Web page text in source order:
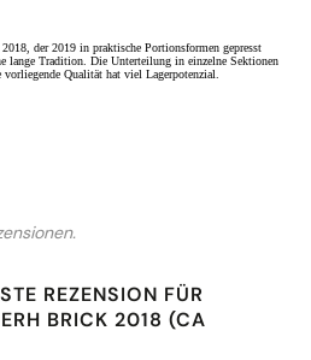
der 2019 in praktische Portionsformen gepresst
lange Tradition. Die Unterteilung in einzelne Sektionen
Qualität hat viel Lagerpotenzial.
REZENSION FÜR
BRICK 2018 (CA